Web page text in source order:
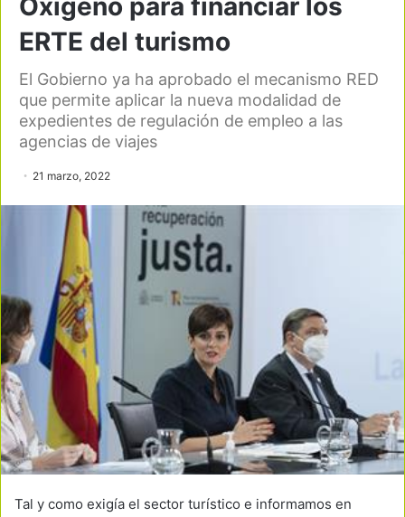
Óxigeno para financiar los
ERTE del turismo
El Gobierno ya ha aprobado el mecanismo RED
que permite aplicar la nueva modalidad de
expedientes de regulación de empleo a las
agencias de viajes
21 marzo, 2022
Tal y como exigía el sector turístico e informamos en